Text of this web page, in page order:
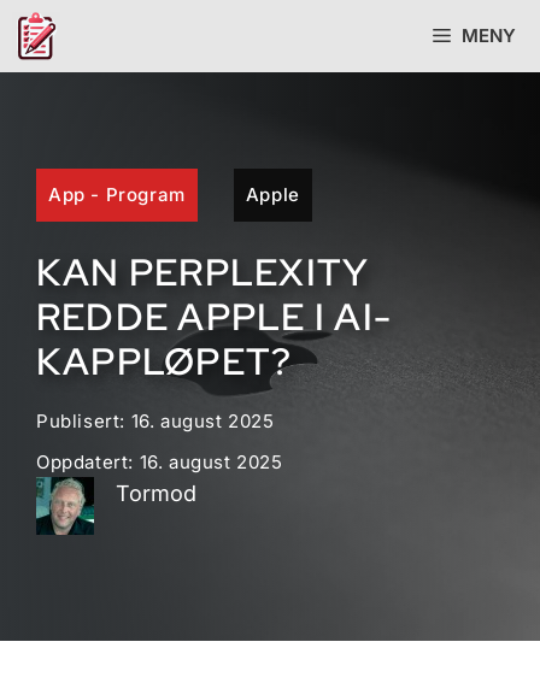
Hopp
MENY
App - Program Apple
KAN PERPLEXITY
REDDE APPLE I AI-
KAPPLØPET?
Publisert: 16. august 2025
Oppdatert: 16. august 2025
Tormod